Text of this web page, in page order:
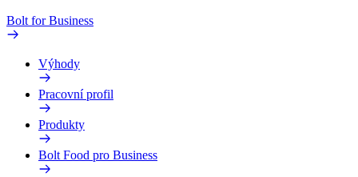
Bolt for Business
Výhody
Pracovní profil
Produkty
Bolt Food pro Business